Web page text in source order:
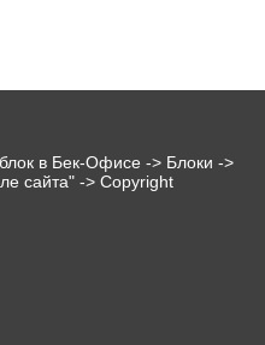
в Бек-Офисе -> Блоки ->
сайта" -> Copyright